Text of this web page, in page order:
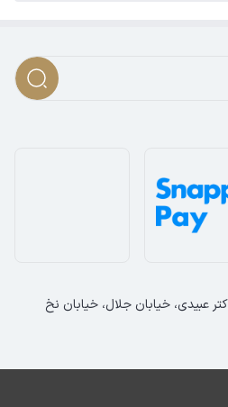
عبیدی، خیابان جلال، خیابان نخ